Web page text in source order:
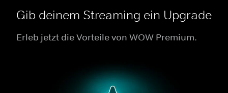
Gib deinem Streaming ein Upgrade
Erleb jetzt die Vorteile von WOW Premium.